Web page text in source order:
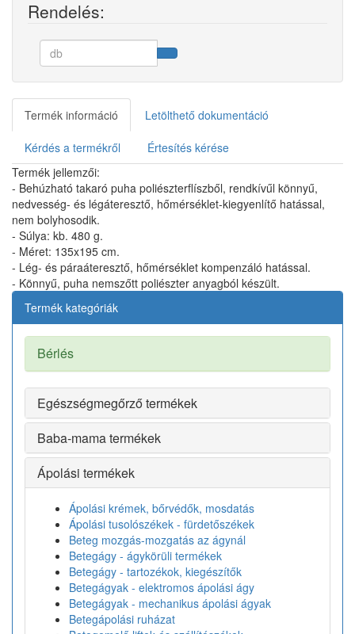
Rendelés:
Termék információ Letölthető dokumentáció
Kérdés a termékről
Értesítés kérése
Termék jellemzői:
- Behúzható takaró puha poliészterflíszből, rendkívűl könnyű,
nedvesség- és légáteresztő, hőmérséklet-kiegyenlítő hatással,
nem bolyhosodik.
- Súlya: kb. 480 g.
- Méret: 135x195 cm.
- Lég- és páraáteresztő, hőmérséklet kompenzáló hatással.
- Könnyű, puha nemszőtt poliészter anyagból készült.
Termék kategóriák
Bérlés
Egészségmegőrző termékek
Baba-mama termékek
Ápolási termékek
Ápolási krémek, bőrvédők, mosdatás
Ápolási tusolószékek - fürdetőszékek
Beteg mozgás-mozgatás az ágynál
Betegágy - ágykörüli termékek
Betegágy - tartozékok, kiegészítők
Betegágyak - elektromos ápolási ágy
Betegágyak - mechanikus ápolási ágyak
Betegápolási ruházat